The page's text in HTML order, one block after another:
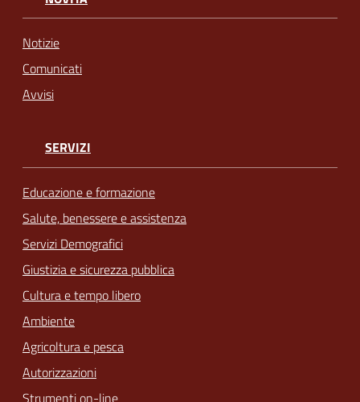
Notizie
Comunicati
Avvisi
SERVIZI
Educazione e formazione
Salute, benessere e assistenza
Servizi Demografici
Giustizia e sicurezza pubblica
Cultura e tempo libero
Ambiente
Agricoltura e pesca
Autorizzazioni
Strumenti on-line